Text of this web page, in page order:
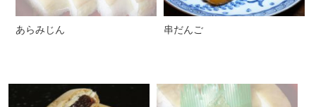
あらみじん 串だんご